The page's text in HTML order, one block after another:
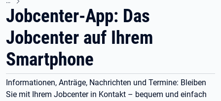
Jobcenter-App: Das
Jobcenter auf Ihrem
Smartphone
Informationen, Anträge, Nachrichten und Termine: Bleiben
Sie mit Ihrem Jobcenter in Kontakt – bequem und einfach